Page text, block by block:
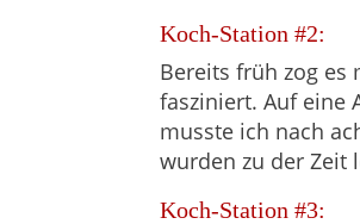
Koch-Station #2:
Bereits früh zog es
fasziniert. Auf eine
musste ich nach
wurden zu der Zeit
Koch-Station #3: